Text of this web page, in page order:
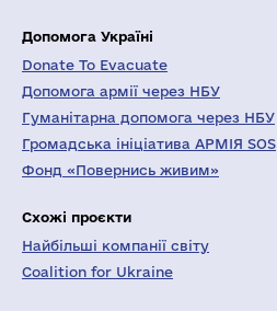
Допомога Україні
Donate To Evacuate
Допомога армії через НБУ
Гуманітарна допомога через НБУ
Громадська ініціатива АРМІЯ SOS
Фонд «Повернись живим»
Схожі проєкти
Найбільші компанії світу
Coalition for Ukraine